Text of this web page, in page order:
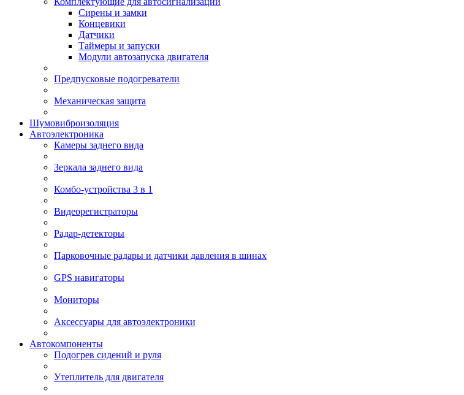
Сирены и замки
Концевики
Датчики
Таймеры и запуски
Модули автозапуска двигателя
Предпусковые подогреватели
Механическая защита
Шумовиброизоляция
Автоэлектроника
Камеры заднего вида
Зеркала заднего вида
Комбо-устройства 3 в 1
Видеорегистраторы
Радар-детекторы
Парковочные радары и датчики давления в шинах
GPS навигаторы
Мониторы
Аксессуары для автоэлектроники
Автокомпоненты
Подогрев сидений и руля
Утеплитель для двигателя